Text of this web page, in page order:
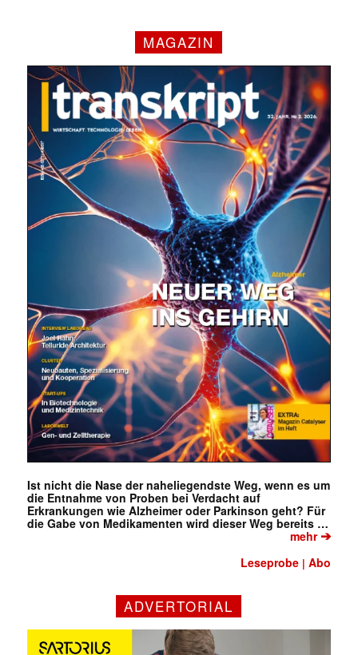
MAGAZIN
Ist nicht die Nase der naheliegendste Weg, wenn es um
die Entnahme von Proben bei Verdacht auf
Erkrankungen wie Alzheimer oder Parkinson geht? Für
die Gabe von Medikamenten wird dieser Weg bereits …
mehr➔
Leseprobe |Abo
ADVERTORIAL